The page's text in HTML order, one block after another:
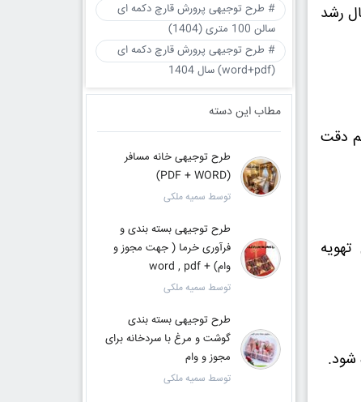
رشد
دقت
تهویه
شود.
# طرح توجیهی پرورش قارچ دکمه ای
سالن 100 متری (1404)
# طرح توجیهی پرورش قارچ دکمه ای
(word+pdf) سال 1404
مطاب این دسته
طرح توجیهی خانه مسافر
(PDF + WORD)
توسط سمیه ملکی
طرح توجیهی بسته بندی و
فرآوری خرما ( جهت مجوز و
وام) + word , pdf
توسط سمیه ملکی
طرح توجیهی بسته بندی
گوشت و مرغ با سردخانه برای
مجوز و وام
توسط سمیه ملکی